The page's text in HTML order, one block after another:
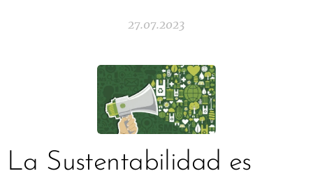
27.07.2023
La Sustentabilidad es